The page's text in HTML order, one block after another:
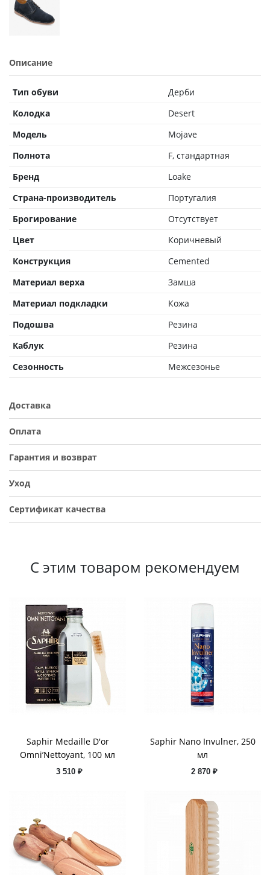
Описание
Тип обуви
Дерби
Колодка
Desert
Модель
Mojave
Полнота
F, стандартная
Бренд
Loake
Страна-производитель
Португалия
Брогирование
Отсутствует
Цвет
Коричневый
Конструкция
Cemented
Материал верха
Замша
Материал подкладки
Кожа
Подошва
Резина
Каблук
Резина
Сезонность
Межсезонье
Доставка
Оплата
Гарантия и возврат
Уход
Сертификат качества
С этим товаром рекомендуем
Saphir Medaille D'or
Omni’Nettoyant, 100 мл
3 510 ₽
Saphir Nano Invulner, 250
мл
2 870 ₽